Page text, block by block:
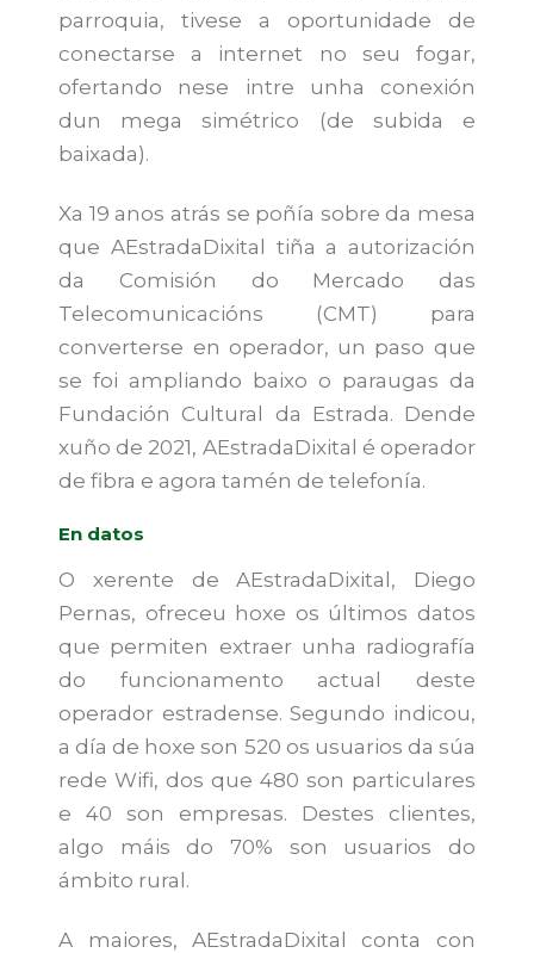
parroquia, tivese a oportunidade de
conectarse a internet no seu fogar,
ofertando nese intre unha conexión
dun mega simétrico (de subida e
baixada).
Xa 19 anos atrás se poñía sobre da mesa
que AEstradaDixital tiña a autorización
da Comisión do Mercado das
Telecomunicacións (CMT) para
converterse en operador, un paso que
se foi ampliando baixo o paraugas da
Fundación Cultural da Estrada. Dende
xuño de 2021, AEstradaDixital é operador
de fibra e agora tamén de telefonía.
En datos
O xerente de AEstradaDixital, Diego
Pernas, ofreceu hoxe os últimos datos
que permiten extraer unha radiografía
do funcionamento actual deste
operador estradense. Segundo indicou,
a día de hoxe son 520 os usuarios da súa
rede Wifi, dos que 480 son particulares
e 40 son empresas. Destes clientes,
algo máis do 70% son usuarios do
ámbito rural.
A maiores, AEstradaDixital conta con